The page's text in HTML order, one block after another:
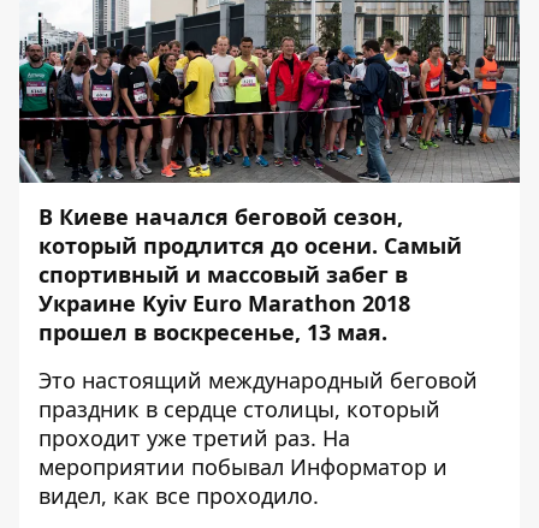
В Киеве начался беговой сезон,
который продлится до осени. Самый
спортивный и массовый забег в
Украине Kyiv Euro Marathon 2018
прошел в воскресенье, 13 мая.
Это настоящий международный беговой
праздник в сердце столицы, который
проходит уже третий раз. На
мероприятии побывал Информатор и
видел, как все проходило.